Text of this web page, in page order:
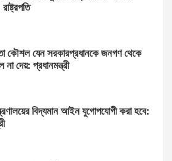
কৌশল যেন সরকারপ্রধানকে জনগণ থেকে
না দেয়: প্রধানমন্ত্রী
বিদ্যমান আইন যুগোপযোগী করা হবে: